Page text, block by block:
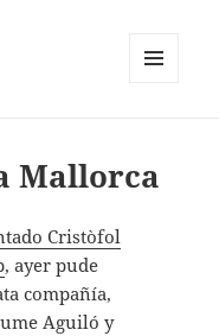
Mallorca
Cristòfol
, ayer pude
compañía,
Aguiló y